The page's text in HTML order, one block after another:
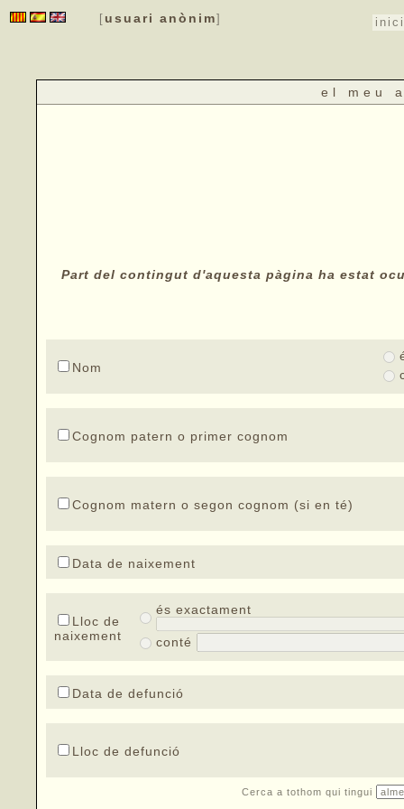
[ usuari anònim] inici
el meu
Part del contingut d'aquesta pàgina ha estat
Nom
Cognom patern o primer cognom
Cognom matern o segon cognom (si en té)
Data de naixement
Lloc de
naixement
és exactament
conté
Data de defunció
Lloc de defunció
Cerca a tothom qui tingui